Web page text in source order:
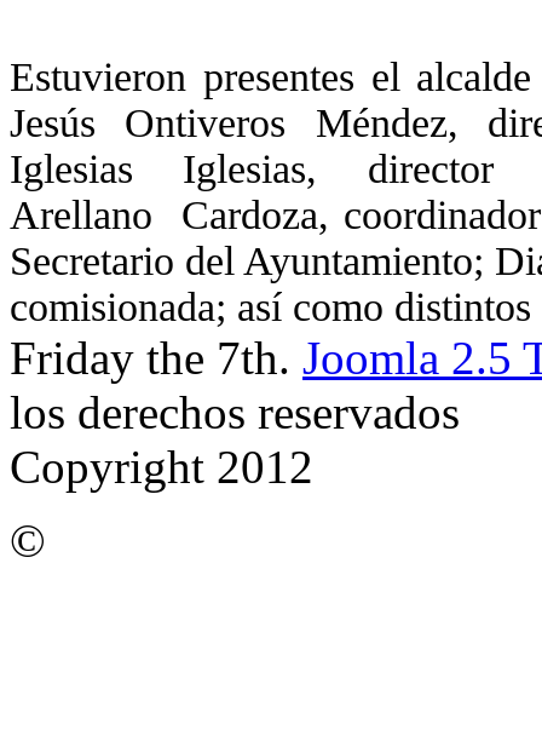
Estuvieron presentes el
Jesús Ontiveros Méndez,
Iglesias Iglesias,
Arellano Cardoza,
Secretario del Ayuntamiento;
comisionada; así como
Friday the 7th. Joomla 2.5
los derechos reservados
Copyright 2012
©